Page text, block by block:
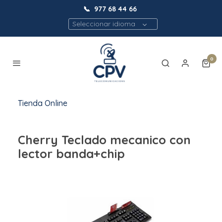
📞 977 68 44 66
Seleccionar idioma
0
Tienda Online
Cherry Teclado mecanico con
lector banda+chip